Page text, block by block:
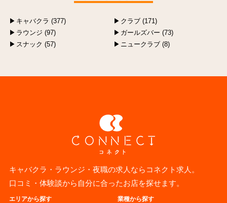
キャバクラ (377)
クラブ (171)
ラウンジ (97)
ガールズバー (73)
スナック (57)
ニュークラブ (8)
キャバクラ・ラウンジ・夜職の求人ならコネクト求人。
口コミ・体験談から自分に合ったお店を探せます。
エリアから探す 業種から探す